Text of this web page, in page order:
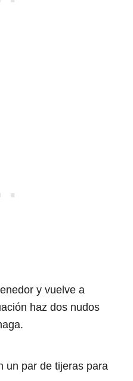
y vuelve a
haz dos nudos
un par de tijeras para